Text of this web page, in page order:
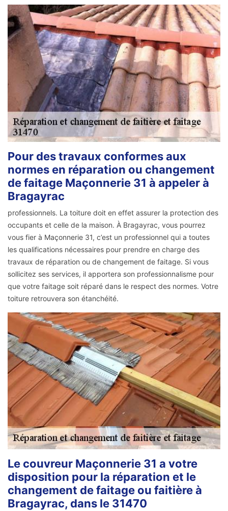
Pour des travaux conformes aux
normes en réparation ou changement
de faitage Maçonnerie 31 à appeler à
Bragayrac
professionnels. La toiture doit en effet assurer la protection des
occupants et celle de la maison. À Bragayrac, vous pourrez
vous fier à Maçonnerie 31, c’est un professionnel qui a toutes
les qualifications nécessaires pour prendre en charge des
travaux de réparation ou de changement de faitage. Si vous
sollicitez ses services, il apportera son professionnalisme pour
que votre faitage soit réparé dans le respect des normes. Votre
toiture retrouvera son étanchéité.
Le couvreur Maçonnerie 31 a votre
disposition pour la réparation et le
changement de faitage ou faitière à
Bragayrac, dans le 31470